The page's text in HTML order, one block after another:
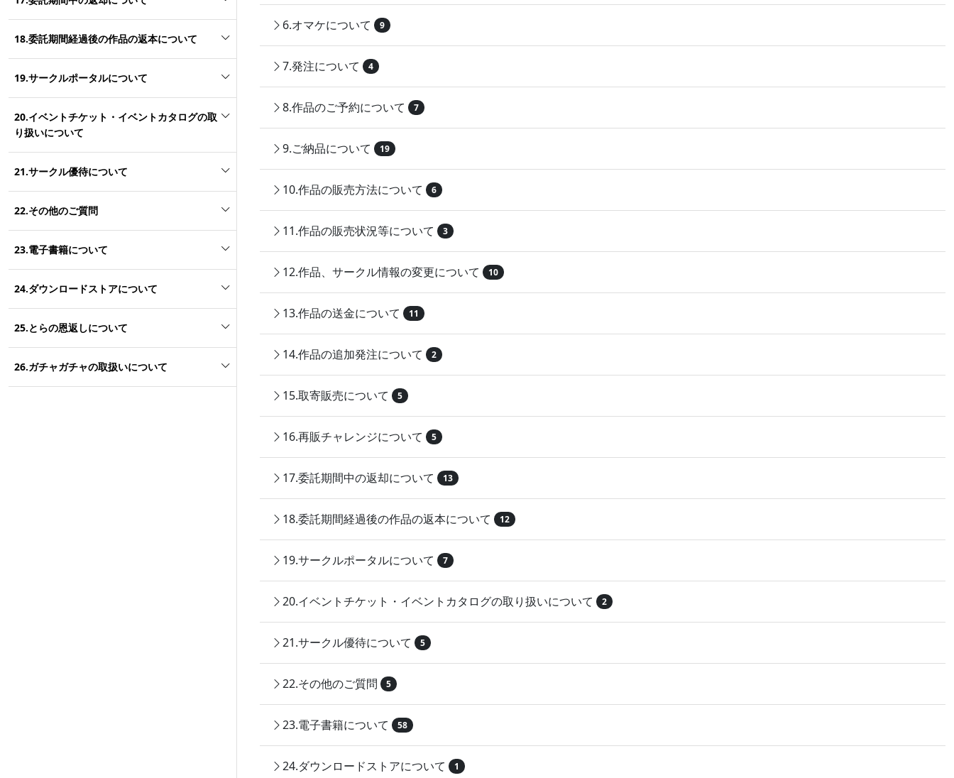
18.委託期間経過後の作品の返本について
19.サークルポータルについて
20.イベントチケット・イベントカタログの取
り扱いについて
21.サークル優待について
22.その他のご質問
23.電子書籍について
24.ダウンロードストアについて
25.とらの恩返しについて
26.ガチャガチャの取扱いについて
6.オマケについて 9
7.発注について 4
8.作品のご予約について 7
9.ご納品について 19
10.作品の販売方法について 6
11.作品の販売状況等について 3
12.作品、サークル情報の変更について 10
13.作品の送金について 11
14.作品の追加発注について 2
15.取寄販売について 5
16.再販チャレンジについて 5
17.委託期間中の返却について 13
18.委託期間経過後の作品の返本について 12
19.サークルポータルについて 7
20.イベントチケット・イベントカタログの取り扱いについて 2
21.サークル優待について 5
22.その他のご質問 5
23.電子書籍について 58
24.ダウンロードストアについて 1